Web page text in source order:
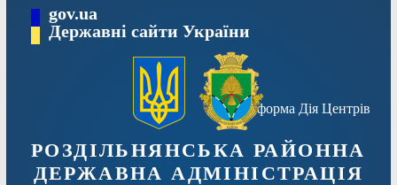
Перейтиgov.ua
Державні сайти України
Платформа Дія Центрів
РОЗДІЛЬНЯНСЬКА РАЙОННА
ДЕРЖАВНА АДМІНІСТРАЦІЯ